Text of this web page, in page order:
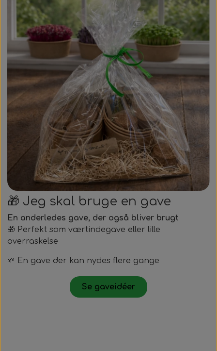
🎁 Jeg skal bruge en gave
En anderledes gave, der også bliver brugt
🎁 Perfekt som værtindegave eller lille
overraskelse
🌱 En gave der kan nydes flere gange
Se gaveidéer